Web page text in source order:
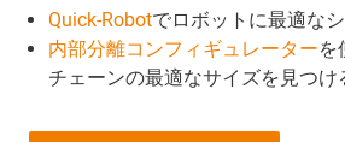
Quick-Robotでロボットに最適な
内部分離コンフィギュレーターを
チェーンの最適なサイズを見つけ